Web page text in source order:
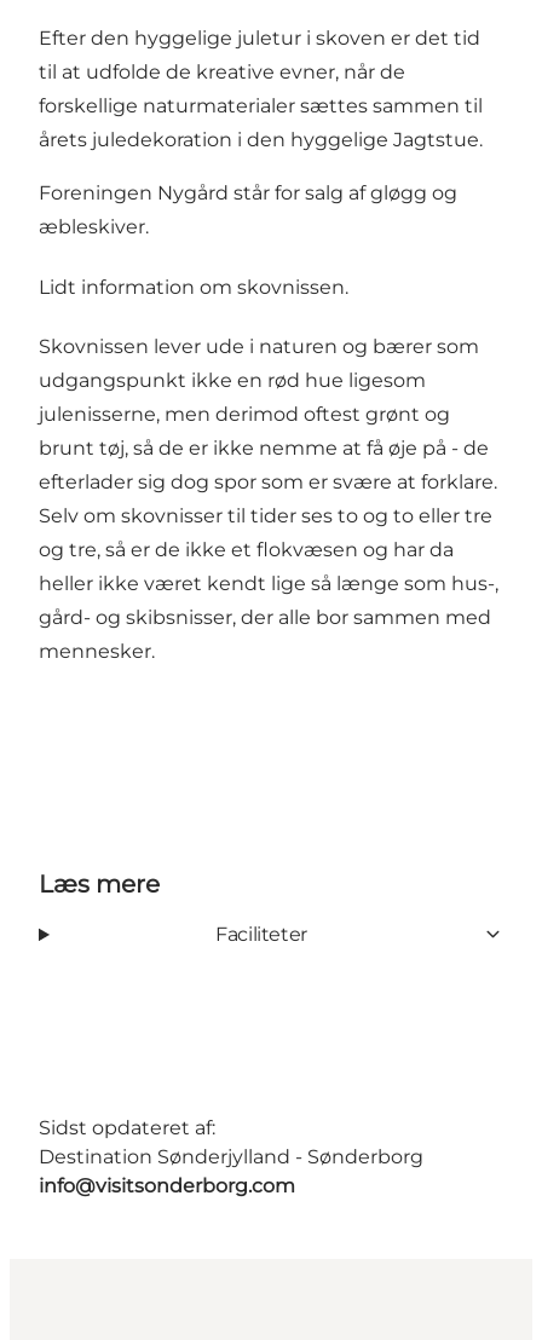
Efter den hyggelige juletur i skoven er det tid
til at udfolde de kreative evner, når de
forskellige naturmaterialer sættes sammen til
årets juledekoration i den hyggelige Jagtstue.
Foreningen Nygård står for salg af gløgg og
æbleskiver.
Lidt information om skovnissen.
Skovnissen lever ude i naturen og bærer som
udgangspunkt ikke en rød hue ligesom
julenisserne, men derimod oftest grønt og
brunt tøj, så de er ikke nemme at få øje på - de
efterlader sig dog spor som er svære at forklare.
Selv om skovnisser til tider ses to og to eller tre
og tre, så er de ikke et flokvæsen og har da
heller ikke været kendt lige så længe som hus-,
gård- og skibsnisser, der alle bor sammen med
mennesker.
Læs mere
Faciliteter
Sidst opdateret af:
Destination Sønderjylland - Sønderborg
info@visitsonderborg.com